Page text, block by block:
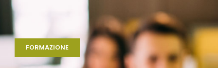
PROFESSIONISTI
FORMAZIONE